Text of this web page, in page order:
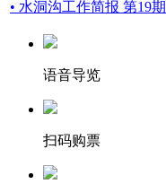
• 水洞沟工作简报 第19
语音导览
扫码购票